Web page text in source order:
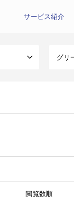
サービス紹介
グリ
閲覧数順